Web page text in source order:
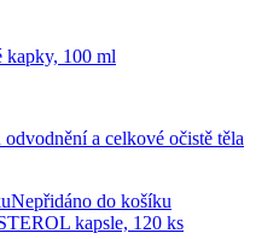
100 ml
a celkové očistě těla
Nepřidáno do košíku